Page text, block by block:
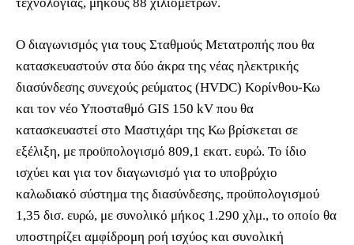
Ο διαγωνισμός για τους Σταθμούς Μετατροπής που θα
κατασκευαστούν στα δύο άκρα της νέας ηλεκτρικής
διασύνδεσης συνεχούς ρεύματος (HVDC) Κορίνθου-Κω
και τον νέο Υποσταθμό GIS 150 kV που θα
κατασκευαστεί στο Μαστιχάρι της Κω βρίσκεται σε
εξέλιξη, με προϋπολογισμό 809,1 εκατ. ευρώ. Το ίδιο
ισχύει και για τον διαγωνισμό για το υποβρύχιο
καλωδιακό σύστημα της διασύνδεσης, προϋπολογισμού
1,35 δισ. ευρώ, με συνολικό μήκος 1.290 χλμ., το οποίο θα
υποστηρίζει αμφίδρομη ροή ισχύος και συνολική